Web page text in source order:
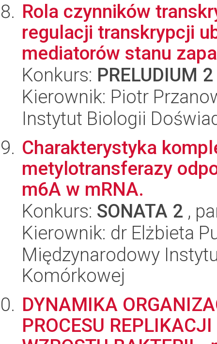
Rola czynników
regulacji transkrypcji
mediatorów stanu
Konkurs: PRELUDIUM 2
Kierownik: Piotr
Instytut Biologii
Charakterystyka
metylotransferazy
m6A w mRNA.
Konkurs: SONATA 2 ,
Kierownik: dr Elżbieta
Międzynarodowy
Komórkowej
DYNAMIKA
PROCESU